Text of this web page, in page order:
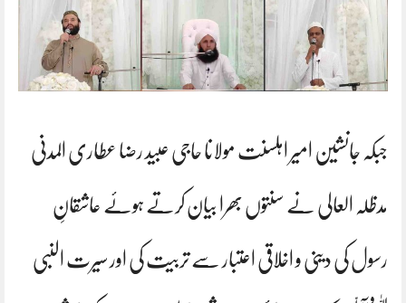
جبکہ جانشین امیر اہلسنت مولانا حاجی عبید رضا عطاری المدنی
مدظلہ العالی نے سنتوں بھرا بیان کرتے ہوئے عاشقانِ
رسول کی دینی و اخلاقی اعتبار سے تربیت کی اور سیرت النبی